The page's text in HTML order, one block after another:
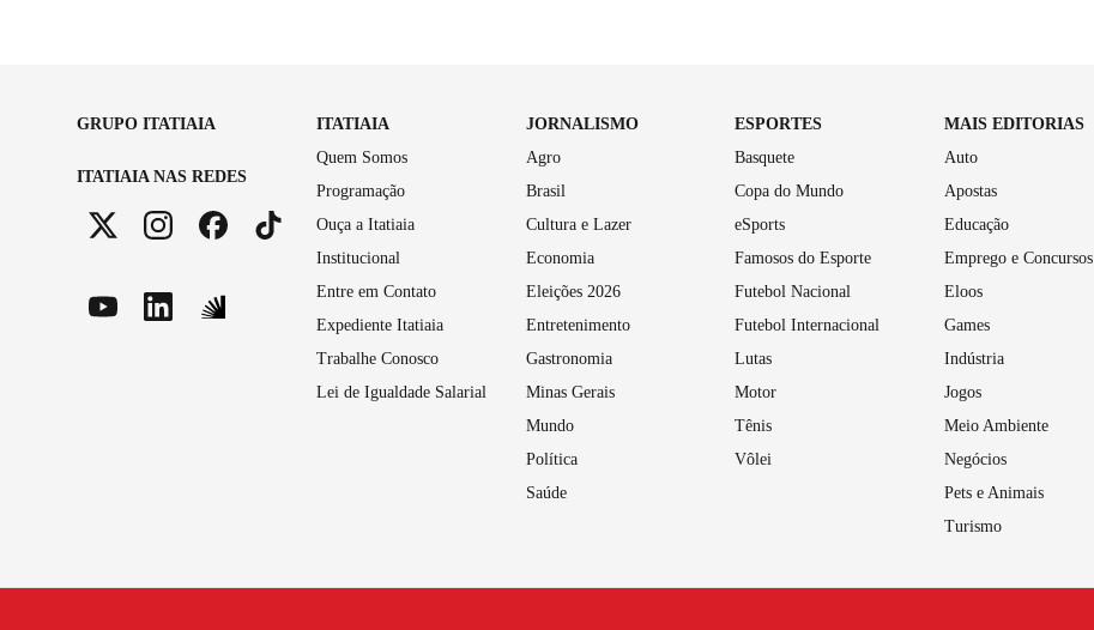
GRUPO ITATIAIA
ITATIAIA NAS REDES
ITATIAIA
Quem Somos
Programação
Ouça a Itatiaia
Institucional
Entre em Contato
Expediente Itatiaia
Trabalhe Conosco
Lei de Igualdade Salarial
JORNALISMO
Agro
Brasil
Cultura e Lazer
Economia
Eleições 2026
Entretenimento
Gastronomia
Minas Gerais
Mundo
Política
Saúde
ESPORTES
Basquete
Copa do Mundo
eSports
Famosos do Esporte
Futebol Nacional
Futebol Internacional
Lutas
Motor
Tênis
Vôlei
MAIS EDITORIAS
Auto
Apostas
Educação
Emprego e Concursos
Eloos
Games
Indústria
Jogos
Meio Ambiente
Negócios
Pets e Animais
Turismo